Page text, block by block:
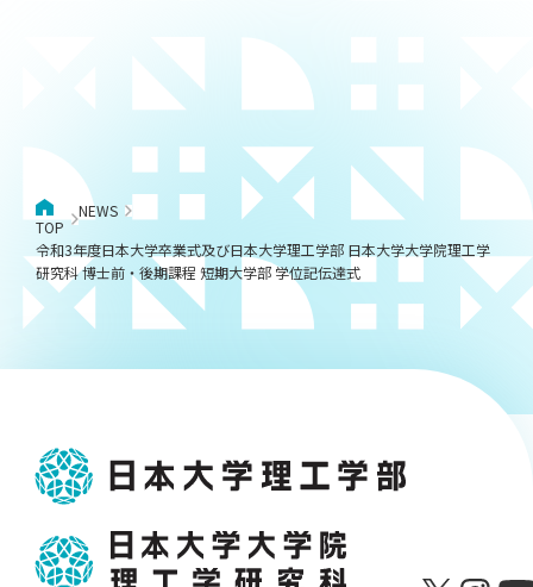
TOP
NEWS
令和3年度日本大学卒業式及び日本大学理工学部 日本大学大学院理工学
研究科 博士前・後期課程 短期大学部 学位記伝達式